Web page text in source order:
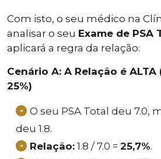
Com isto, o seu médico na
analisar o seu Exame de PSA
aplicará a regra da relação:
Cenário A: A Relação é ALTA
25%)
O seu PSA Total deu 7.0,
deu 1.8.
Relação: 1.8 / 7.0 = 25,7%.